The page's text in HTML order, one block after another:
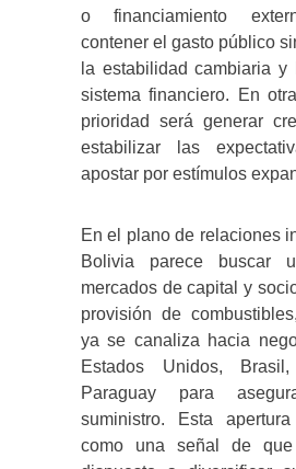
o financiamiento
contener el gasto público
la estabilidad cambiaria y
sistema financiero. En
prioridad será generar
estabilizar las
apostar por estímulos
En el plano de relaciones
Bolivia parece buscar
mercados de capital y
provisión de
ya se canaliza hacia
Estados Unidos,
Paraguay para
suministro. Esta
como una señal de